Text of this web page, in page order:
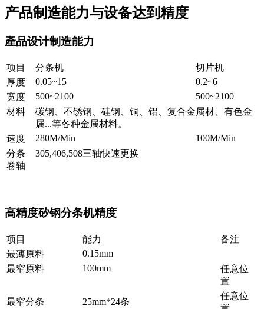
产品制造能力与设备达到精度
產品设计制造能力
项目 分条机
切片机
厚度
0.05~15
0.2~6
宽度
500~2100
500~2100
材料
碳钢、不锈钢、硅钢、铜、铝、复合金属材、有色金
属...等各种金属材料。
速度
280M/Min
100M/Min
分条
卷轴
305,406,508三轴快速更换
高精度矽钢分条机精度
项目 能力
备注
最薄原料
0.15mm
最窄原料
100mm
任意位
置
最窄分条 25mm*24条
任意位